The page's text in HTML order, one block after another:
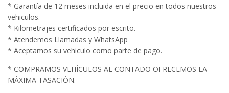
* Garantía de 12 meses incluida en el precio en todos nuestros
vehiculos.
* Kilometrajes certificados por escrito.
* Atendemos Llamadas y WhatsApp
* Aceptamos su vehiculo como parte de pago.
* COMPRAMOS VEHÍCULOS AL CONTADO OFRECEMOS LA
MÁXIMA TASACIÓN.